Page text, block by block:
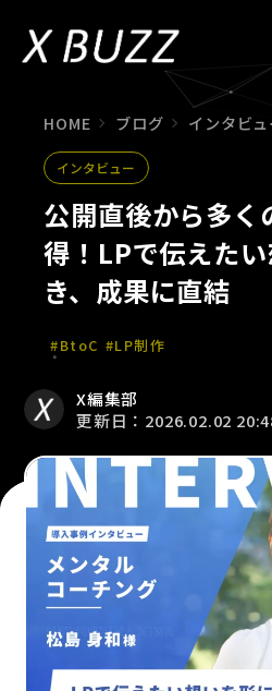
HOME ブログ インタビュ
インタビュー
公開直後から多く
得！LPで伝えた
き、成果に直結
#BtoC #LP制作
X編集部
更新日：2026.02.02